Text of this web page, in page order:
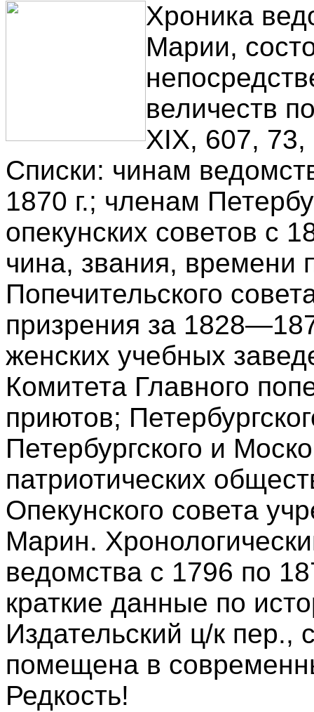
Хроника
Марии,
величеств
XIX, 607,
Списки: чинам
1870 г.; членам
опекунских советов с
чина, звания, времени
Попечительского
призрения за
женских учебных
Комитета Главного
приютов;
Петербургского и
патриотических
Опекунского совета
Марин.
ведомства с 1796 по
краткие данные по
Издательский ц/к пер.,
помещена в
Редкость!